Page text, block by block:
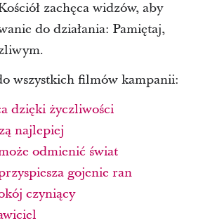
zachęca widzów, aby
do działania: Pamiętaj,
wszystkich filmów kampanii:
dzięki życzliwości
najlepiej
odmienić świat
gojenie ran
czyniący